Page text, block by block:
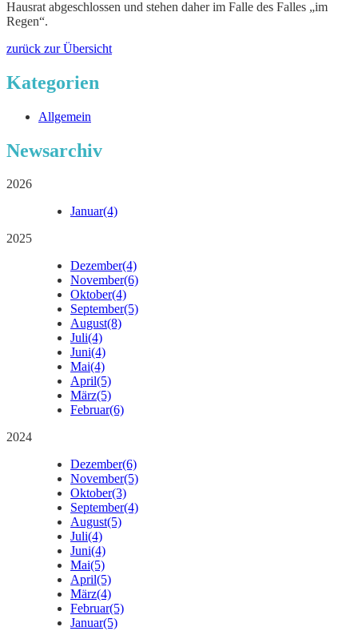
Hausrat abgeschlossen und stehen daher im Falle des Falles „im
Regen“.
zurück zur Übersicht
Kategorien
Allgemein
Newsarchiv
2026
Januar(4)
2025
Dezember(4)
November(6)
Oktober(4)
September(5)
August(8)
Juli(4)
Juni(4)
Mai(4)
April(5)
März(5)
Februar(6)
2024
Dezember(6)
November(5)
Oktober(3)
September(4)
August(5)
Juli(4)
Juni(4)
Mai(5)
April(5)
März(4)
Februar(5)
Januar(5)